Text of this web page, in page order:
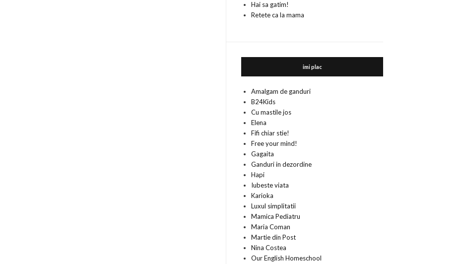
Hai sa gatim!
Retete ca la mama
imi plac
Amalgam de ganduri
B24Kids
Cu mastile jos
Elena
Fifi chiar stie!
Free your mind!
Gagaita
Ganduri in dezordine
Hapi
Iubeste viata
Karioka
Luxul simplitatii
Mamica Pediatru
Maria Coman
Martie din Post
Nina Costea
Our English Homeschool